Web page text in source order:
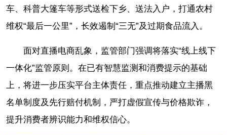
车、科普大篷车等形式送检下乡、送法入户，打通农村
维权“最后一公里”，长效遏制“三无”及过期食品流入。
面对直播电商乱象，监管部门强调将落实“线上线下
一体化”监管原则。在已有智慧监测和消费提示的基础
上，将进一步压实平台主体责任，重点推动建立主播黑
名单制度及先行赔付机制，严打虚假宣传与价格欺诈，
提升消费者辨识能力和维权信心。